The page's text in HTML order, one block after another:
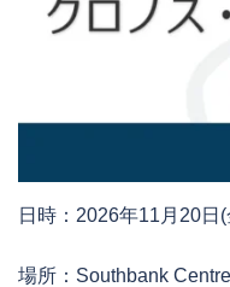
日時：2026年11月20日
場所：Southbank